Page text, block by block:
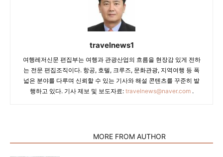
travelnews1
여행레저신문 편집부는 여행과 관광산업의 흐름을 현장감 있게 전하
는 전문 편집조직이다. 항공, 호텔, 크루즈, 문화관광, 지역여행 등 폭
넓은 분야를 다루며 신뢰할 수 있는 기사와 해설 콘텐츠를 꾸준히 발
행하고 있다. 기사 제보 및 보도자료: travelnews@naver.com.
MORE FROM AUTHOR